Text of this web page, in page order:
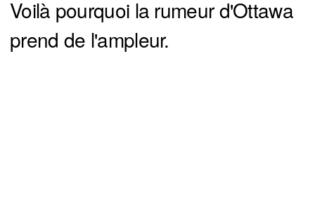
Voilà pourquoi la rumeur d'Ottawa
prend de l'ampleur.